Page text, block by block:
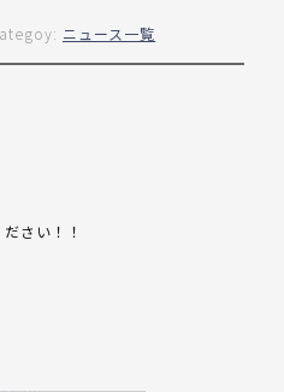
ニュース一覧
さい！！